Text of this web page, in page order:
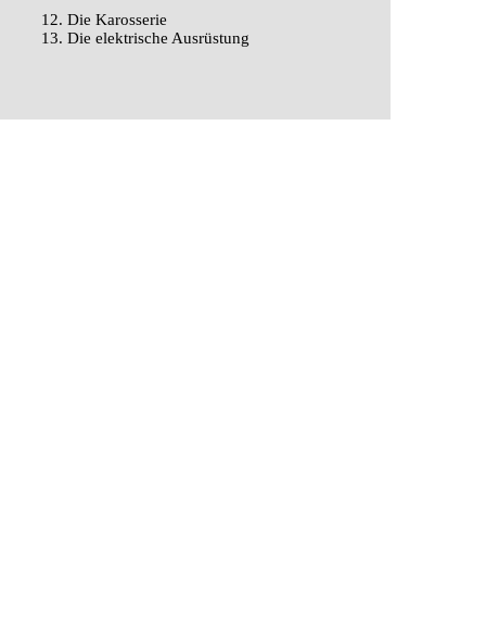
12. Die Karosserie
13. Die elektrische Ausrüstung